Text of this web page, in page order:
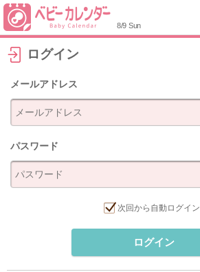
8/9 Sun
ログイン
メールアドレス
パスワード
次回から自動ログイン
ログイン